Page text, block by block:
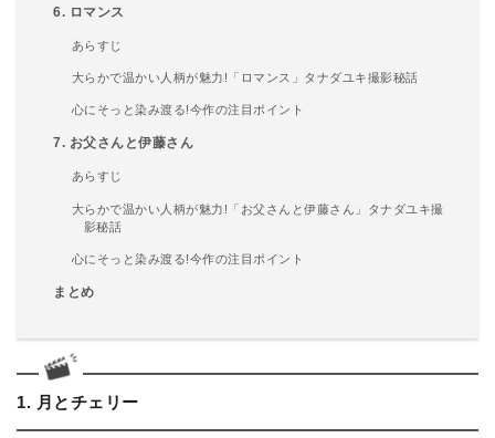
6. ロマンス
あらすじ
大らかで温かい人柄が魅力!「ロマンス」タナダユキ撮影秘話
心にそっと染み渡る!今作の注目ポイント
7. お父さんと伊藤さん
あらすじ
大らかで温かい人柄が魅力!「お父さんと伊藤さん」タナダユキ撮
影秘話
心にそっと染み渡る!今作の注目ポイント
まとめ
1. 月とチェリー